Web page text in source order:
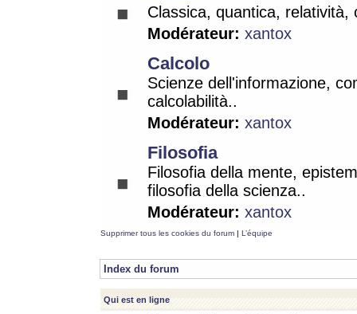
Classica, quantica, relatività,
Modérateur: xantox
Calcolo
Scienze dell'informazione,
calcolabilità..
Modérateur: xantox
Filosofia
Filosofia della mente,
filosofia della scienza..
Modérateur: xantox
Supprimer tous les cookies du forum | L’équipe
Index du forum
Qui est en ligne